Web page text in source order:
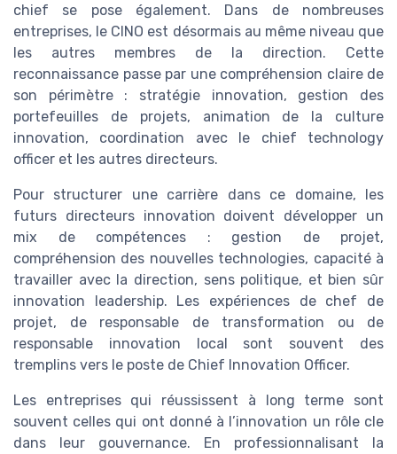
chief se pose également. Dans de nombreuses
entreprises, le CINO est désormais au même niveau que
les autres membres de la direction. Cette
reconnaissance passe par une compréhension claire de
son périmètre : stratégie innovation, gestion des
portefeuilles de projets, animation de la culture
innovation, coordination avec le chief technology
officer et les autres directeurs.
Pour structurer une carrière dans ce domaine, les
futurs directeurs innovation doivent développer un
mix de compétences : gestion de projet,
compréhension des nouvelles technologies, capacité à
travailler avec la direction, sens politique, et bien sûr
innovation leadership. Les expériences de chef de
projet, de responsable de transformation ou de
responsable innovation local sont souvent des
tremplins vers le poste de Chief Innovation Officer.
Les entreprises qui réussissent à long terme sont
souvent celles qui ont donné à l’innovation un rôle cle
dans leur gouvernance. En professionnalisant la